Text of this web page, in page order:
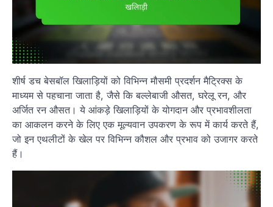
शीर्ष डच बेसबॉल खिलाड़ियों को विभिन्न मौसमी प्रदर्शन मैट्रिक्स के
माध्यम से पहचाना जाता है, जैसे कि बल्लेबाजी औसत, घरेलू रन, और
अर्जित रन औसत। ये आंकड़े खिलाड़ियों के योगदान और प्रभावशीलता
का आकलन करने के लिए एक मूल्यवान उपकरण के रूप में कार्य करते हैं,
जो इन एथलीटों के खेल पर विभिन्न कौशल और प्रभाव को उजागर करते
हैं।